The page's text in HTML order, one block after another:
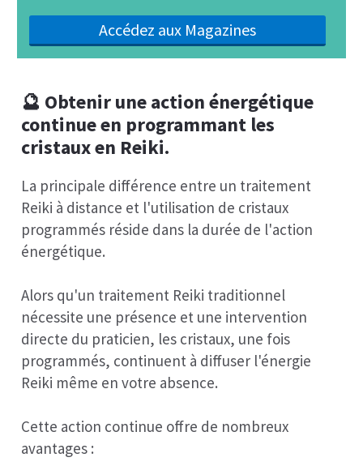
Accédez aux Magazines
🔮 Obtenir une action énergétique
continue en programmant les
cristaux en Reiki.
La principale différence entre un traitement
Reiki à distance et l'utilisation de cristaux
programmés réside dans la durée de l'action
énergétique.
Alors qu'un traitement Reiki traditionnel
nécessite une présence et une intervention
directe du praticien, les cristaux, une fois
programmés, continuent à diffuser l'énergie
Reiki même en votre absence.
Cette action continue offre de nombreux
avantages :